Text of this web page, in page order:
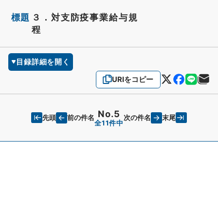
標題 ３．対支防疫事業給与規
程
目録詳細を開く
URIをコピー
先頭 前の件名 No.5
全11件中
次の件名 末尾